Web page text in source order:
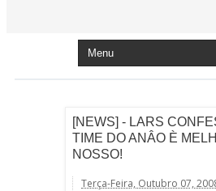
[NEWS] - LARS
TIME DO ANÂO È
NOSSO!
Terça-Feira, Outubro 07,